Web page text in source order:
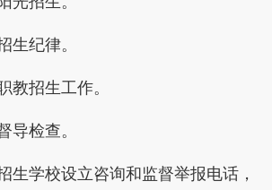
生纪律。
教招生工作。
导检查。
生学校设立咨询和监督举报电话，